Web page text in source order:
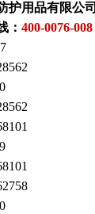
护用品有限公司
： 400-0076-008